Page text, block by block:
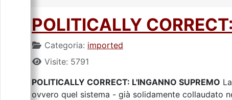
POLITICALLY
Categoria: imported
Visite: 5791
POLITICALLY CORRECT: L'INGANNO SUPREMO
ovvero quel sistema - già solidamente collaudato